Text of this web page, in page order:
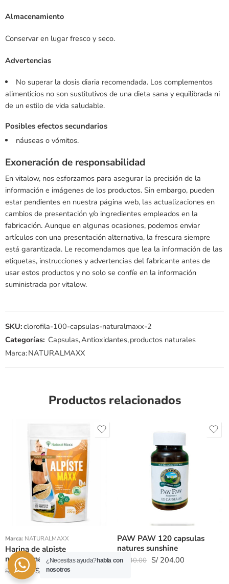
Almacenamiento
Conservar en lugar fresco y seco.
Advertencias
No superar la dosis diaria recomendada. Los complementos
alimenticios no son sustitutivos de una dieta sana y equilibrada ni
de un estilo de vida saludable.
Posibles efectos secundarios
náuseas o vómitos.
Exoneración de responsabilidad
En vitalow, nos esforzamos para asegurar la precisión de la
información e imágenes de los productos. Sin embargo, pueden
estar pendientes en nuestra página web, las actualizaciones en
cambios de presentación y/o ingredientes empleados en la
fabricación. Aunque en algunas ocasiones, podemos enviar
artículos con una presentación alternativa, la frescura siempre
está garantizada. Le recomendamos que lea la información de las
etiquetas, instrucciones y advertencias del fabricante antes de
usar estos productos y no solo se confíe en la información
suministrada por vitalow.
SKU:clorofila-100-capsulas-naturalmaxx-2
Categorías: Capsulas,Antioxidantes,productos naturales
Marca:NATURALMAXX
Productos relacionados
Marca: NATURALMAXX
Harina de alpiste
naturalmaxx
S/ 11.00 S/ 9.35
Peso 200gr
Peso 100gr
PAW PAW 120 capsulas
natures sunshine
S/ 240.00 S/204.00
¿Necesitas ayuda?habla con
nosotros